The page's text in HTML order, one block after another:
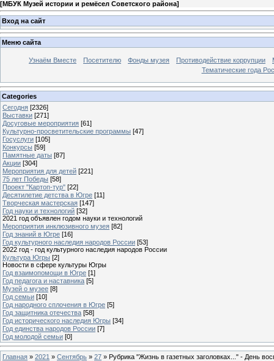
[МБУК Музей истории и ремёсел Советского района]
Вход на сайт
Меню сайта
Узнаём Вместе Посетителю Фонды музея Противодействие коррупции
Тематические года
Categories
Сегодня [2326]
Выставки [271]
Досуговые мероприятия [61]
Культурно-просветительские программы [47]
Госуслуги [105]
Конкурсы [59]
Памятные даты [87]
Акции [304]
Мероприятия для детей [221]
75 лет Победы [58]
Проект "Картоп-тур" [22]
Десятилетие детства в Югре [11]
Творческая мастерская [147]
Год науки и технологий [32]
2021 год объявлен годом науки и технологий
Мероприятия инклюзивного музея [82]
Год знаний в Югре [16]
Год культурного наследия народов России [53]
2022 год - год культурного наследия народов России
Культура Югры [2]
Новости в сфере культуры Югры
Год взаимопомощи в Югре [1]
Год педагога и наставника [5]
Музей о музее [8]
Год семьи [10]
Год народного сплочения в Югре [5]
Год защитника отечества [58]
Год исторического наследия Югры [34]
Год единства народов России [7]
Год молодой семьи [0]
Главная » 2021 » Сентябрь » 27 » Рубрика "Жизнь в газетных заголовках..." - День